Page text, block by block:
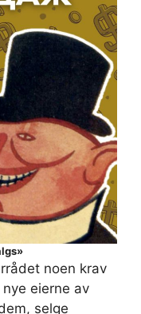
noen krav
eierne av
selge